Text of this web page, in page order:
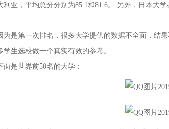
利亚，平均总分分别为85.1和81.6。 另外，日本大
为是第一次排名，很多大学提供的数据不全面，结
学生选校做一个真实有效的参考。
面是世界前50名的大学：